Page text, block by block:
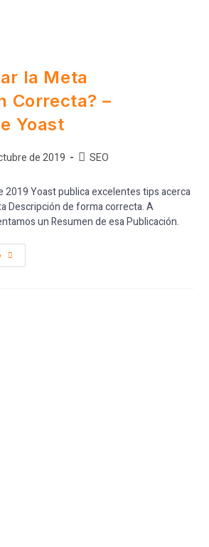
la Meta
Correcta? –
Yoast
de 2019 SEO
2019 Yoast publica excelentes tips acerca
Descripción de forma correcta. A
un Resumen de esa Publicación.